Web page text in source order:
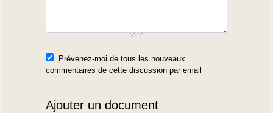
Prévenez-moi de tous les nouveaux
commentaires de cette discussion par email
Ajouter un document